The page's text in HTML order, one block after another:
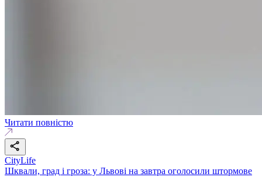
Читати повністю
CityLife
Шквали, град і гроза: у Львові на завтра оголосили штормове